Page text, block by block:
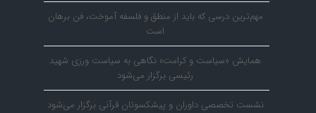
مهم‌ترین درسی که باید از منطق و فلسفه آموخت، فن برهان
است
همایش «سیاست و کرامت» نگاهی به سیاست ورزی شهید
رئیسی برگزار می‌شود
نشست تخصصی داوران و پیشکسوتان قرآنی برگزار می‌شود